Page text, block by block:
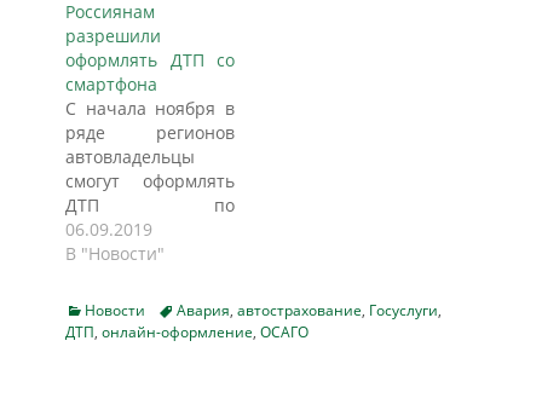
выросли.
Разбирались, что
изменилось mn.ru.
Что изменится в
рамках
европротокола
Изменится
максимальная
сумма, которую
участник ДТП
сможет получить по
ОСАГО. Речь идет о
ситуациях, когда
правила
оформления ДТП
Россиянам
разрешили
оформлять ДТП со
смартфона
С начала ноября в
ряде регионов
автовладельцы
смогут оформлять
ДТП по
европротоколу с
мобильного
Разработанное для
сбора данных о ДТП
06.09.2019
В "Новости"
Categories
Новости TagsАвария, автострахование, Госуслуги,
ДТП, онлайн-оформление, ОСАГО